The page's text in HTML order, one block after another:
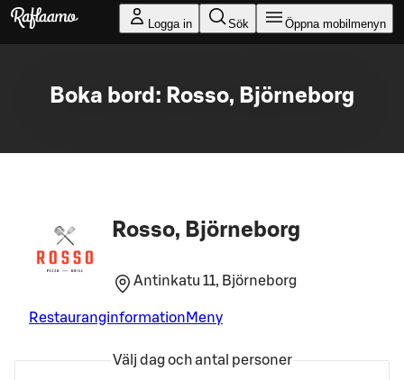
Gå till huvudinnehållet
Logga in Sök Öppna mobilmenyn
Boka bord: Rosso, Björneborg
Rosso, Björneborg
Antinkatu 11, Björneborg
Restauranginformation Meny
Välj dag och antal personer